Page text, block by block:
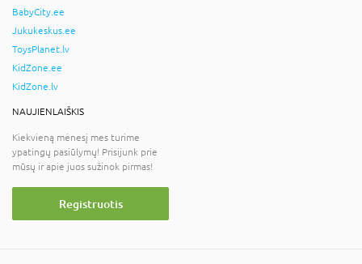
BabyCity.ee
Jukukeskus.ee
ToysPlanet.lv
KidZone.ee
KidZone.lv
NAUJIENLAIŠKIS
Kiekvieną mėnesį mes turime
ypatingų pasiūlymų! Prisijunk prie
mūsų ir apie juos sužinok pirmas!
Registruotis